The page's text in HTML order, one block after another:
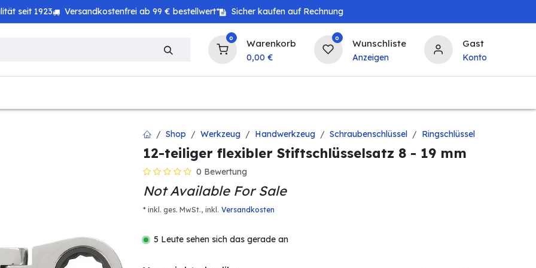
seit 1923 Versandkostenfrei ab 99 € bestellwert* Sicher kaufen auf Rechnung
0 Warenkorb
0,00 €
0 Wunschliste
Anzeigen
Gast
Konto
Shop Werkzeug Handwerkzeug Schraubenschlüssel Ringschlüssel
12-teiliger flexibler Stiftschlüsselsatz 8 - 19 mm
0 Bewertung
Not Available For Sale
* inkl. ges. MwSt., inkl. Versandkosten
5 Leute sehen sich das gerade an